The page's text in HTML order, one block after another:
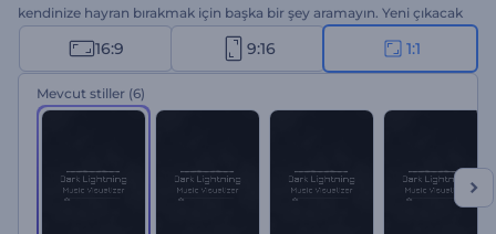
kendinize hayran bırakmak için başka bir şey aramayın. Yeni çıkacak
single, albüm ya da şarkılarınız için bu görselleştiriciyi kullanın. Şimdi
deneyin!
16:9 9:16 1:1
Mevcut stiller (6)